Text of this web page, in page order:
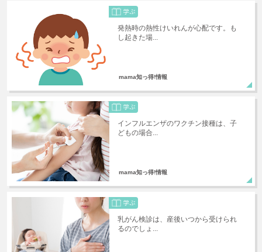
発熱時の熱性けいれんが心配です。も
し起きた場...
mama知っ得!情報
インフルエンザのワクチン接種は、子
どもの場合...
mama知っ得!情報
乳がん検診は、産後いつから受けられ
るのでしょ...